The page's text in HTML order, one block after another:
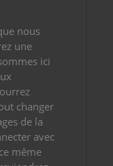
nous
une
ici
changer
de la
avec
même